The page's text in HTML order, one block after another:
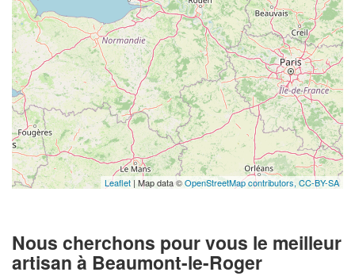
Leaflet | Map data ©OpenStreetMap contributors, CC-BY-SA
Nous cherchons pour vous le meilleur
artisan à Beaumont-le-Roger